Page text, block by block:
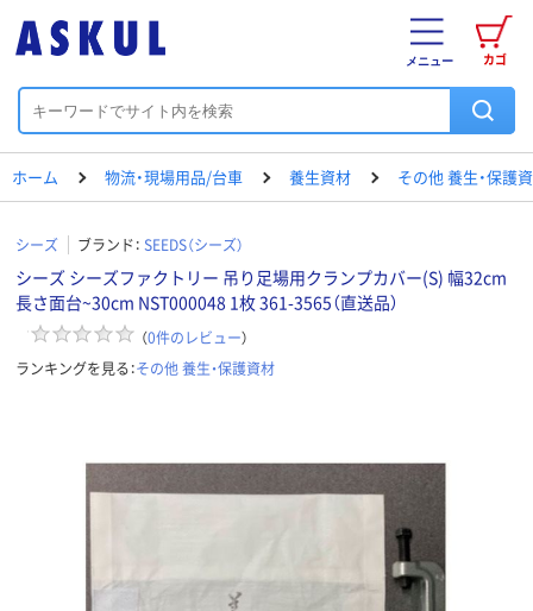
カゴ
メニュー
ホーム 物流・現場用品/台車 養生資材 その他 養生・保護
シーズ ブランド： SEEDS（シーズ）
シーズ シーズファクトリー 吊り足場用クランプカバー(S) 幅32cm
長さ面台~30cm NST000048 1枚 361-3565（直送品）
（0件のレビュー）
ランキングを見る：その他 養生・保護資材